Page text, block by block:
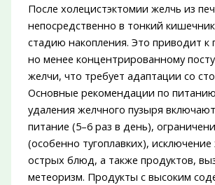
После холецистэктомии желчь из
непосредственно в тонкий
стадию накопления. Это приводит к
но менее концентрированному
желчи, что требует адаптации со
Основные рекомендации по
удаления желчного пузыря
питание (5–6 раз в день),
(особенно тугоплавких),
острых блюд, а также продуктов,
метеоризм. Продукты с высоким